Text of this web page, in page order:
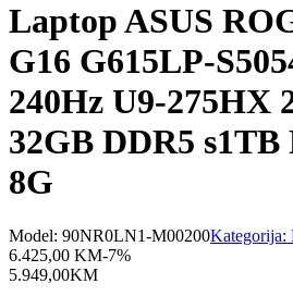
Laptop ASUS
G16 G615LP-
240Hz U9-275HX
32GB DDR5 s1TB
8G
Model: 90NR0LN1-M00200Kategorija:
6.425,00 KM-7%
5.949,00KM